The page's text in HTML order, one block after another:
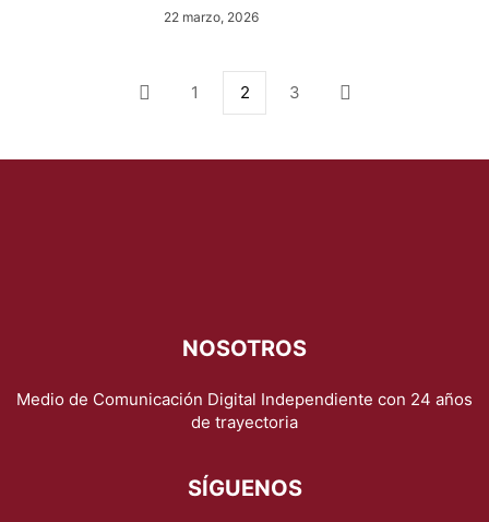
22 marzo, 2026
1 2 3
NOSOTROS
Medio de Comunicación Digital Independiente con 24 años
de trayectoria
SÍGUENOS